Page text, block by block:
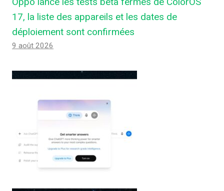
17, la liste des appareils et les dates de
déploiement sont confirmées
9 août 2026